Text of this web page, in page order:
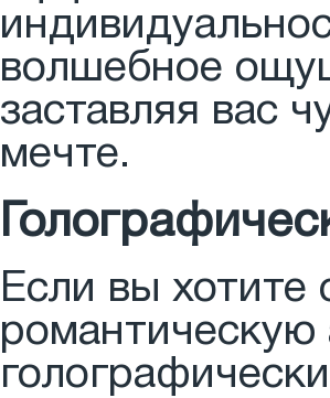
волшебное
заставляя вас
мечте.
Если вы
романтическую